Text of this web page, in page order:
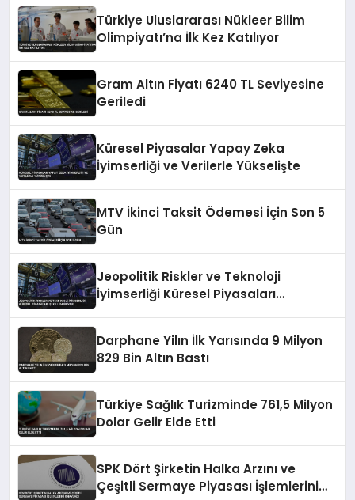
Türkiye Uluslararası Nükleer Bilim
Olimpiyatı’na İlk Kez Katılıyor
Gram Altın Fiyatı 6240 TL Seviyesine
Geriledi
Küresel Piyasalar Yapay Zeka
İyimserliği ve Verilerle Yükselişte
MTV İkinci Taksit Ödemesi İçin Son 5
Gün
Jeopolitik Riskler ve Teknoloji
İyimserliği Küresel Piyasaları
Darphane Yilın İlk Yarısında 9 Milyon
829 Bin Altın Bastı
Türkiye Sağlık Turizminde 761,5 Milyon
Dolar Gelir Elde Etti
SPK Dört Şirketin Halka Arzını ve
Çeşitli Sermaye Piyasası İşlemlerini